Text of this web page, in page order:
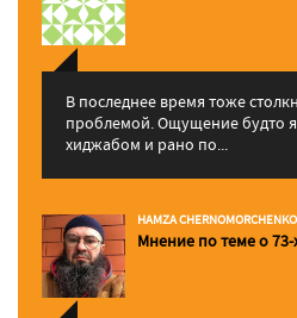
В последнее время тоже
проблемой. Ощущение будто
хиджабом и рано по...
HAMZA CHERNOMORCHENKO
Мнение по теме о 73-